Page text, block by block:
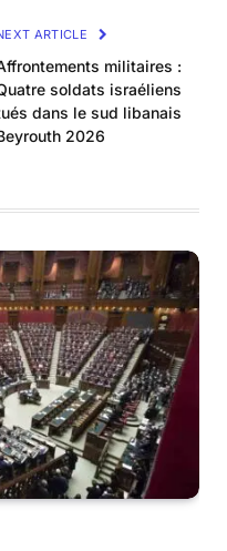
ARTICLE
militaires :
soldats israéliens
dans le sud libanais
2026